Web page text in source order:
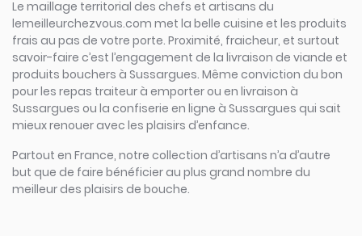
Le maillage territorial des chefs et artisans du
lemeilleurchezvous.com met la belle cuisine et les produits
frais au pas de votre porte. Proximité, fraicheur, et surtout
savoir-faire c’est l’engagement de la livraison de viande et
produits bouchers à Sussargues. Même conviction du bon
pour les repas traiteur à emporter ou en livraison à
Sussargues ou la confiserie en ligne à Sussargues qui sait
mieux renouer avec les plaisirs d’enfance.
Partout en France, notre collection d’artisans n’a d’autre
but que de faire bénéficier au plus grand nombre du
meilleur des plaisirs de bouche.